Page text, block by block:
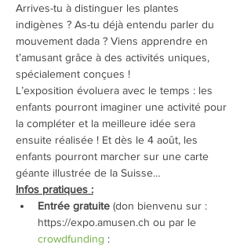
Arrives-tu à distinguer les plantes
indigènes ? As-tu déjà entendu parler du
mouvement dada ? Viens apprendre en
t’amusant grâce à des activités uniques,
spécialement conçues !
L’exposition évoluera avec le temps : les
enfants pourront imaginer une activité pour
la compléter et la meilleure idée sera
ensuite réalisée ! Et dès le 4 août, les
enfants pourront marcher sur une carte
géante illustrée de la Suisse…
Infos pratiques :
Entrée gratuite (don bienvenu sur :
https://expo.amusen.ch ou par le
crowdfunding :